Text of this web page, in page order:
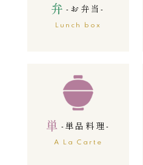
弁 - お弁当-
Lunch box
単 -単品料理-
A La Carte